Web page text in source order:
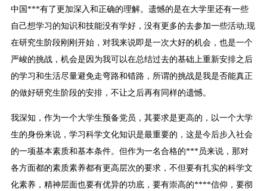
中国***有了更加深入和正确的理解。遗憾的是在大学里还有一些
自己想学习的知识和技能没有学好，没有更多的去参加一些活动;现
在研究生阶段刚刚开始，对我来说即是一次大好的机会，也是一个
严峻的挑战，机会是因为我可以在总结过去的基础上重新安排之后
的学习和生活尽量避免走弯路和错路，所谓的挑战是我是否能真正
的做好研究生阶段的安排，不让之后再有同样的遗憾。
我深知，作为一个大学生预备党员，其要求是更高的，以一个大学
生的身份来说，学习科学文化知识是最重要的，这是今后步入社会
的一项基本素质和基本条件。但作为一名合格的***员来说，那对
各方面都的素质素养都有更高层次的要求，不但要有扎实的科学文
化素养，精神层面也要有优异的功底，要有崇高的****信仰，要彻